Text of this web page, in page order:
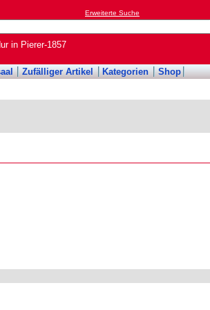
Erweiterte Suche
in Pierer-1857
Zufälliger Artikel Kategorien Shop